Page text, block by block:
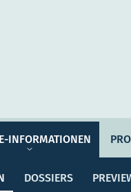
INFORMATIONEN
DOSSIERS
Auftrag &